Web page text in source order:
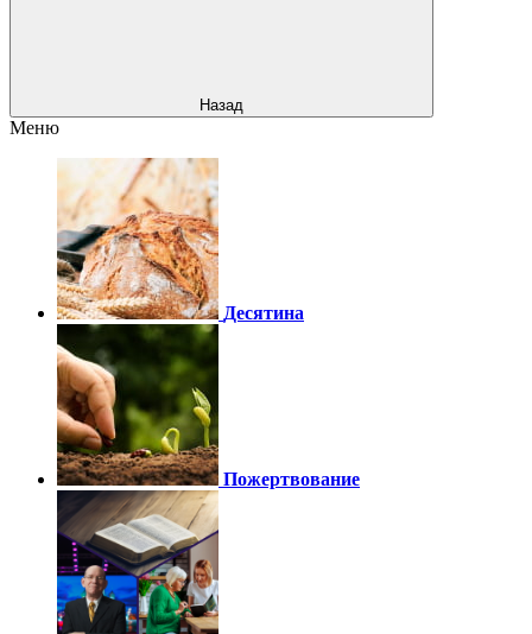
Назад
Меню
Десятина
Пожертвование